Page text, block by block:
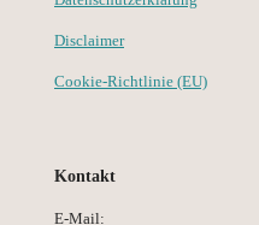
Disclaimer
Cookie-Richtlinie (EU)
Kontakt
E-Mail: